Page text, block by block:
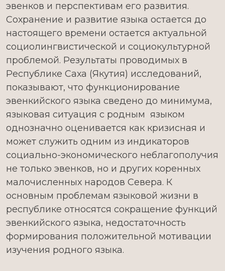
эвенков и перспективам его развития.
Сохранение и развитие языка остается до
настоящего времени остается актуальной
социолингвистической и социокультурной
проблемой. Результаты проводимых в
Республике Саха (Якутия) исследований,
показывают, что функционирование
эвенкийского языка сведено до минимума,
языковая ситуация с родным языком
однозначно оценивается как кризисная и
может служить одним из индикаторов
социально-экономического неблагополучия
не только эвенков, но и других коренных
малочисленных народов Севера. К
основным проблемам языковой жизни в
республике относятся сокращение функций
эвенкийского языка, недостаточность
формирования положительной мотивации
изучения родного языка.